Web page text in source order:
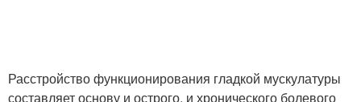
Расстройство функционирования гладкой мускулатуры
составляет основу и острого, и хронического болевого